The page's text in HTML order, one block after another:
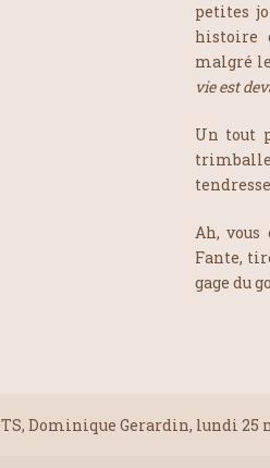
petites
histoire
malgré
vie est
Un tout
Ah, vous
Fante,
gage du
Dominique Gerardin, lundi 25